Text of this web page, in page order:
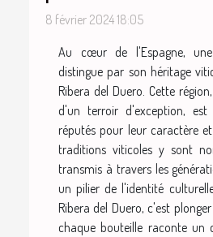
8 février 2024 18:05
Au cœur de l'Espagne,
distingue par son héritage
Ribera del Duero. Cette
d'un terroir d'exception,
réputés pour leur caractère
traditions viticoles y sont
transmis à travers les
un pilier de l'identité
Ribera del Duero, c'est
chaque bouteille raconte un